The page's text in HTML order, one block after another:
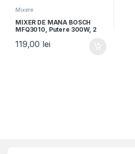
Mixere
MIXER DE MANA BOSCH
MFQ3010, Putere 300W, 2
119,00 lei